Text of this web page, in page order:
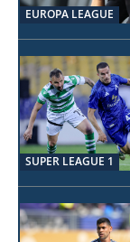
EUROPA LEAGUE
SUPER LEAGUE 1